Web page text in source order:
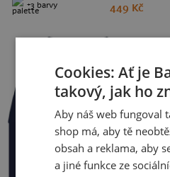
+3 barvy 449 Kč
Cookies: Ať je
takový, jak ho
Aby náš web fungoval
shop má, aby tě
obsah a reklama, aby
a jiné funkce ze